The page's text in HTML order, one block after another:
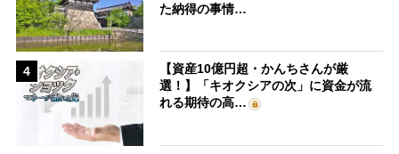
た納得の事情…
4
【資産10億円超・かんちさんが厳
選！】「キオクシアの次」に資金が流
れる期待の高…